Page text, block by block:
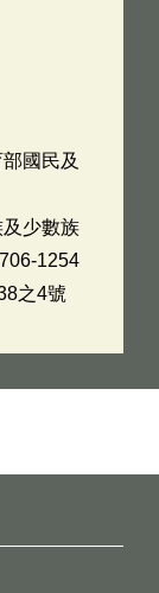
國民及
少數族
1254
之4號